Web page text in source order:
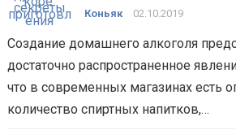
Коньяк 02.10.2019
Создание домашнего алкоголя
достаточно распространенное
что в современных магазинах есть
количество спиртных напитков,…